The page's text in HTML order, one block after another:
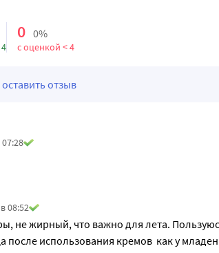
0 0%
с оценкой < 4
отзыв
08:52
не жирный, что важно для лета.
после использования кремов  как у